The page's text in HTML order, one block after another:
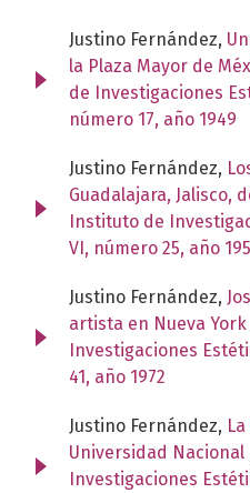
Justino Fernández,
la Plaza Mayor de
de Investigaciones
número 17, año 1949
Justino Fernández,
Guadalajara, Jalisco,
Instituto de
VI, número 25, año
Justino Fernández,
artista en Nueva York
Investigaciones
41, año 1972
Justino Fernández,
Universidad Nacional
Investigaciones